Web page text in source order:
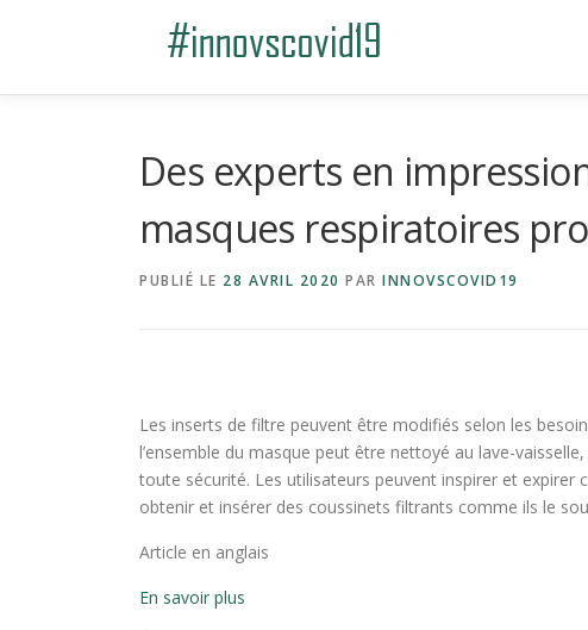
Des experts en
masques respiratoires
PUBLIÉ LE 28 AVRIL 2020 PAR INNOVSCOVID19
Les inserts de filtre peuvent être modifiés selon les
l’ensemble du masque peut être nettoyé au lave-
toute sécurité. Les utilisateurs peuvent inspirer et
obtenir et insérer des coussinets filtrants comme ils le
Article en anglais
En savoir plus